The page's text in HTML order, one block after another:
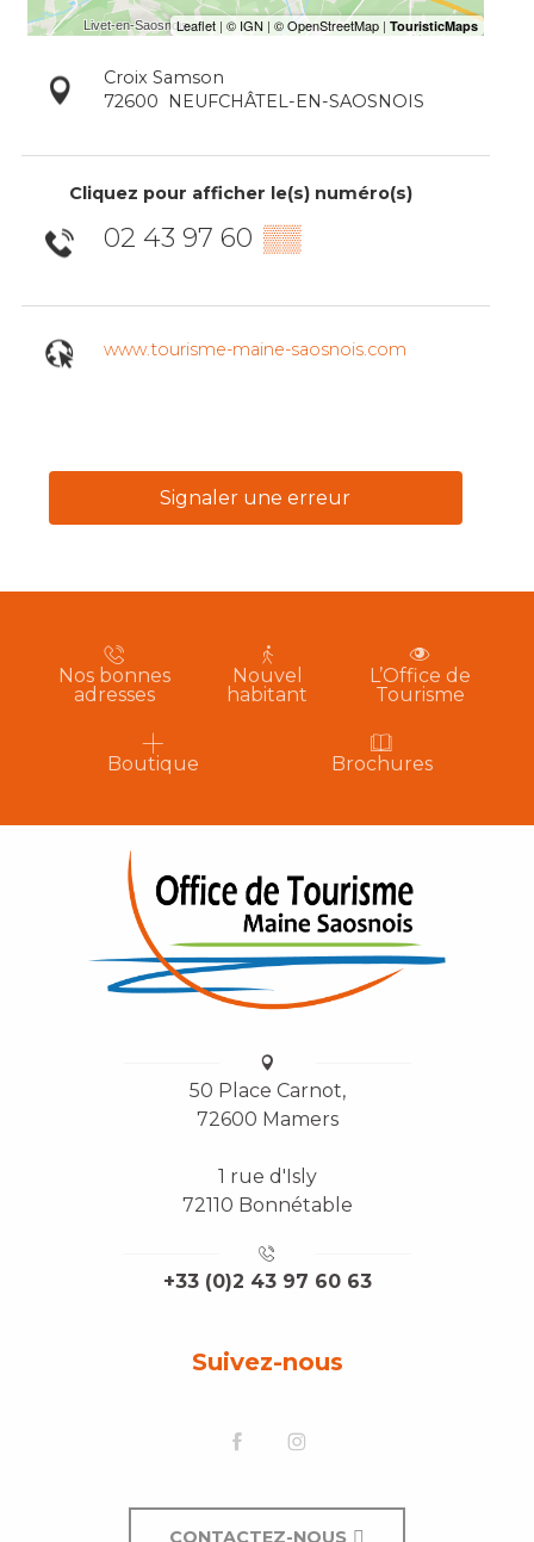
Croix Samson
72600
NEUFCHÂTEL-EN-SAOSNOIS
Cliquez pour afficher le(s) numéro(s)
02 43 97 60 ▒▒
www.tourisme-maine-saosnois.com
Signaler une erreur
Nos bonnes
adresses
Nouvel
habitant
L’Office de
Tourisme
Boutique Brochures
50 Place Carnot,
72600 Mamers
1 rue d'Isly
72110 Bonnétable
+33 (0)2 43 97 60 63
Suivez-nous
CONTACTEZ-NOUS